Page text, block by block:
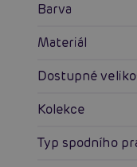
Barva
Materiál
Dostupné
Kolekce
Typ spodního